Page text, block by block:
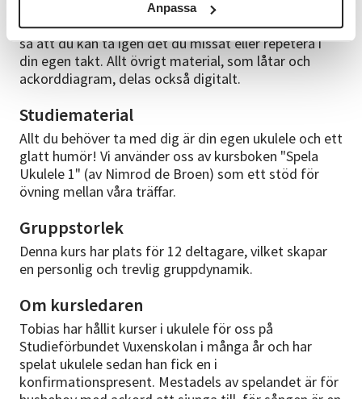
Anpassa
extra trygghet och service spelas varje lektion in. Du
får efter varje tillfälle tillgång till en videoinspelning,
så att du kan ta igen det du missat eller repetera i
din egen takt. Allt övrigt material, som låtar och
ackorddiagram, delas också digitalt.
Studiematerial
Allt du behöver ta med dig är din egen ukulele och ett
glatt humör! Vi använder oss av kursboken "Spela
Ukulele 1" (av Nimrod de Broen) som ett stöd för
övning mellan våra träffar.
Gruppstorlek
Denna kurs har plats för 12 deltagare, vilket skapar
en personlig och trevlig gruppdynamik.
Om kursledaren
Tobias har hållit kurser i ukulele för oss på
Studieförbundet Vuxenskolan i många år och har
spelat ukulele sedan han fick en i
konfirmationspresent. Mestadels av spelandet är för